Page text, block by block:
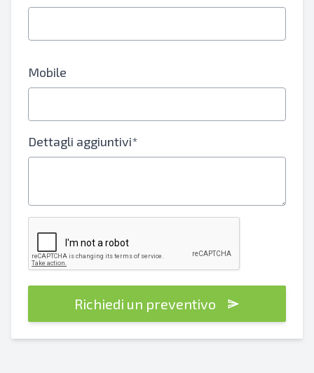
Mobile
Dettagli aggiuntivi*
Richiedi un preventivo